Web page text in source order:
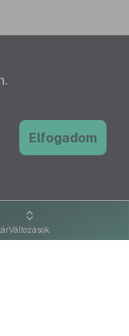
Változások
Elfogadom